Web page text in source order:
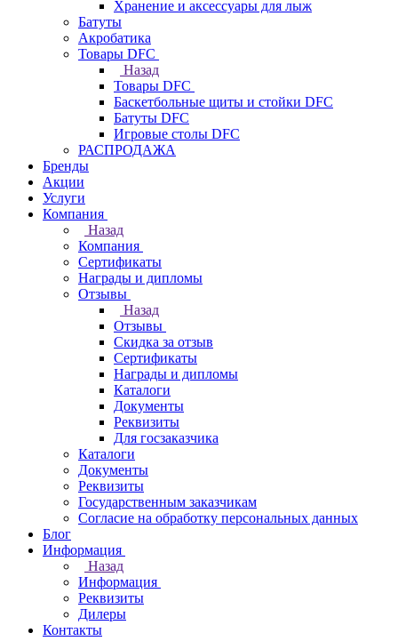
Хранение и аксессуары для лыж
Батуты
Акробатика
Товары DFC
Назад
Товары DFC
Баскетбольные щиты и стойки DFC
Батуты DFC
Игровые столы DFC
РАСПРОДАЖА
Бренды
Акции
Услуги
Компания
Назад
Компания
Сертификаты
Награды и дипломы
Отзывы
Назад
Отзывы
Скидка за отзыв
Сертификаты
Награды и дипломы
Каталоги
Документы
Реквизиты
Для госзаказчика
Каталоги
Документы
Реквизиты
Государственным заказчикам
Согласие на обработку персональных данных
Блог
Информация
Назад
Информация
Реквизиты
Дилеры
Контакты